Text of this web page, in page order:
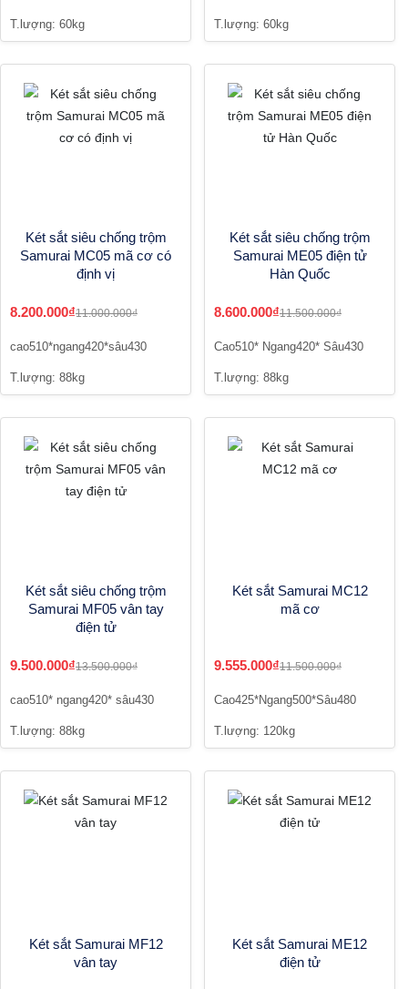
T.lượng: 60kg T.lượng: 60kg
Két sắt siêu chống trộm
Samurai MC05 mã cơ có
định vị
8.200.000₫11.000.000₫
cao510*ngang420*sâu430
T.lượng: 88kg
Két sắt siêu chống trộm
Samurai ME05 điện tử
Hàn Quốc
8.600.000₫11.500.000₫
Cao510* Ngang420* Sâu430
T.lượng: 88kg
Két sắt siêu chống trộm
Samurai MF05 vân tay
điện tử
9.500.000₫13.500.000₫
cao510* ngang420* sâu430
T.lượng: 88kg
Két sắt Samurai MC12
mã cơ
9.555.000₫11.500.000₫
Cao425*Ngang500*Sâu480
T.lượng: 120kg
Két sắt Samurai MF12
vân tay
Két sắt Samurai ME12
điện tử